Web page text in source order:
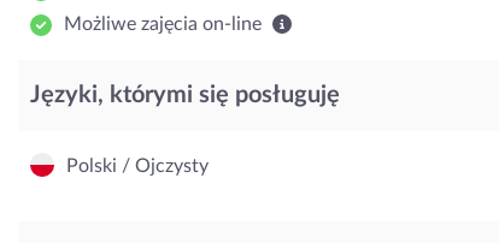
Możliwe zajęcia on-line
Języki, którymi się posługuję
Polski / Ojczysty